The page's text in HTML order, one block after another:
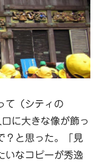
て（シティの
に大きな像が飾っ
？と思った。「見
いなコピーが秀逸